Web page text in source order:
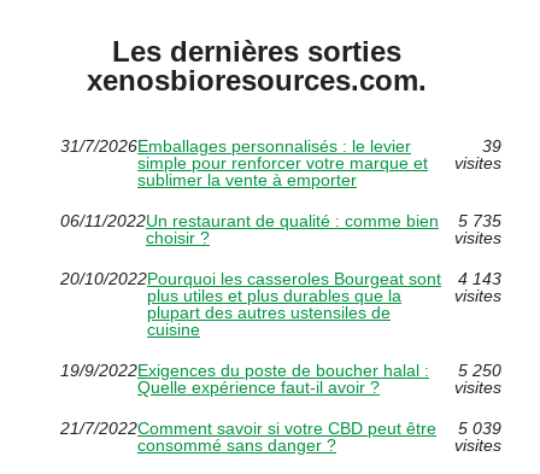
Les dernières sorties
xenosbioresources.com.
31/7/2026Emballages personnalisés : le levier
simple pour renforcer votre marque et
sublimer la vente à emporter
39
visites
06/11/2022Un restaurant de qualité : comme bien
choisir ?
5 735
visites
20/10/2022Pourquoi les casseroles Bourgeat sont
plus utiles et plus durables que la
plupart des autres ustensiles de
cuisine
4 143
visites
19/9/2022Exigences du poste de boucher halal :
Quelle expérience faut-il avoir ?
5 250
visites
21/7/2022Comment savoir si votre CBD peut être
consommé sans danger ?
5 039
visites